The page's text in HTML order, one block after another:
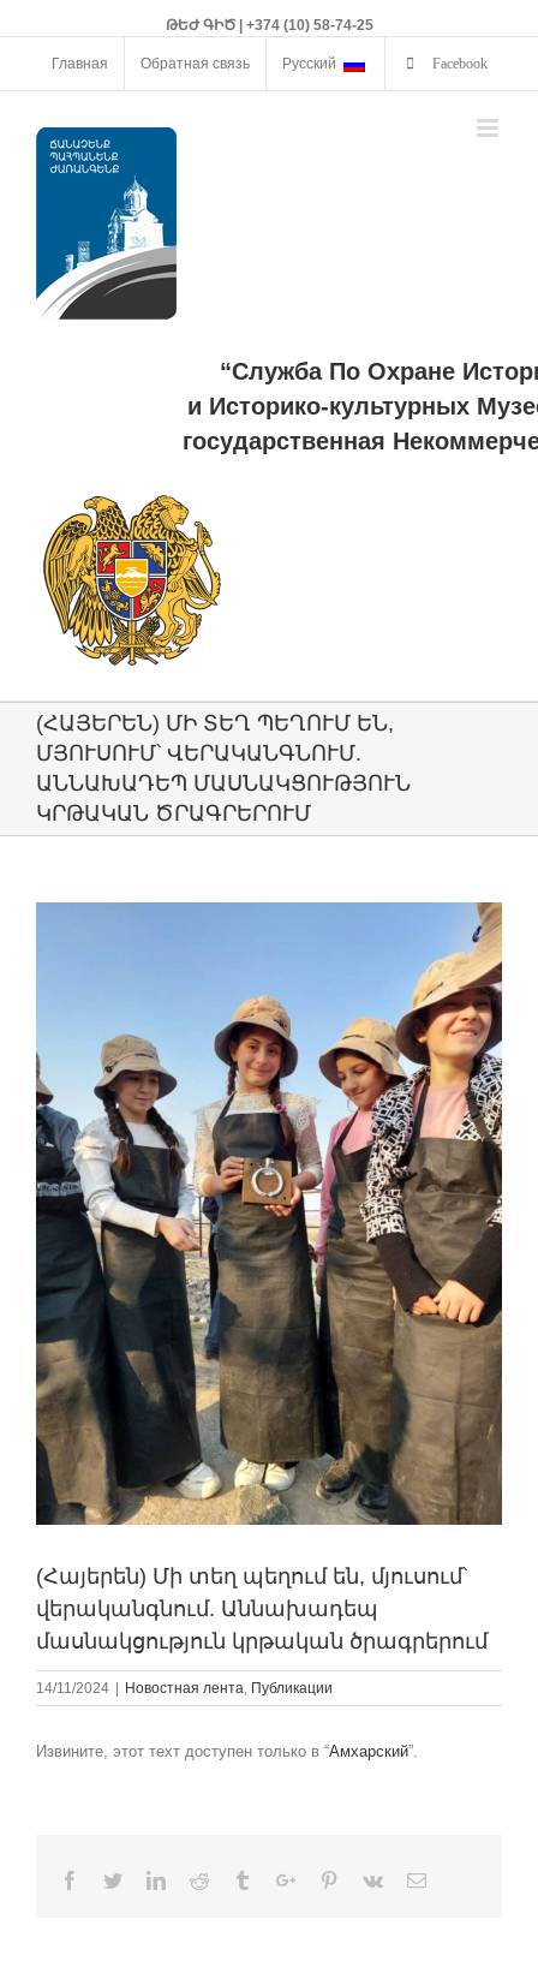
ԹԵԺ ԳԻԾ | +374 (10) 58-74-25
Главная Обратная связь Русский Facebook
“Служба По Охране
и Историко-культурных
государственная
(ՀԱՅԵՐԵՆ) ՄԻ ՏԵՂ ՊԵՂՈՒՄ ԵՆ,
ՄՅՈՒՍՈՒՄ՝ ՎԵՐԱԿԱՆԳՆՈՒՄ.
ԱՆՆԱԽԱԴԵՊ ՄԱՍՆԱԿՑՈՒԹՅՈՒՆ
ԿՐԹԱԿԱՆ ԾՐԱԳՐԵՐՈՒՄ
(Հայերեն) Մի տեղ պեղում են, մյուսում՝
վերականգնում. Աննախադեպ
մասնակցություն կրթական ծրագրերում
14/11/2024 | Новостная лента Публикации
Извините, этот техт доступен только в “Амхарский”.
Facebook
TwitterLinkedinReddit TumblrGoogle+Pinterest
Vk Email